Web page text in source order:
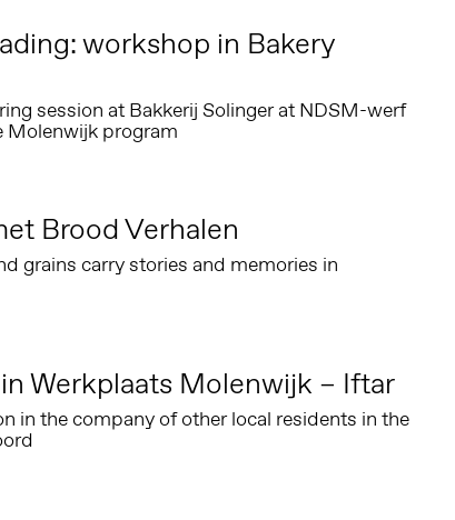
workshop in Bakery
session at Bakkerij Solinger at NDSM-werf
Molenwijk program
Brood Verhalen
grains carry stories and memories in
Werkplaats Molenwijk – Iftar
in the company of other local residents in the